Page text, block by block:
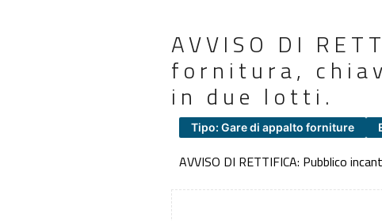
AVVISO DI
fornitura,
in due lotti.
Tipo: Gare di appalto forniture
AVVISO DI RETTIFICA: Pubblico